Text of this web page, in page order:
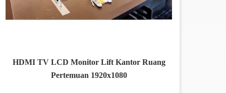
HDMI TV LCD Monitor Lift Kantor Ruang
Pertemuan 1920x1080